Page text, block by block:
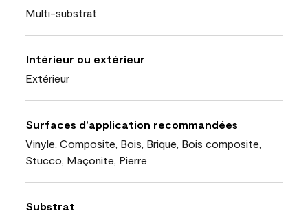
Multi-substrat
Intérieur ou extérieur
Extérieur
Surfaces d’application recommandées
Vinyle, Composite, Bois, Brique, Bois composite,
Stucco, Maçonite, Pierre
Substrat